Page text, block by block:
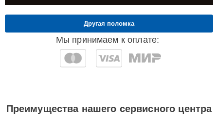
Мы принимаем к оплате:
Другая поломка
Преимущества нашего сервисного центра